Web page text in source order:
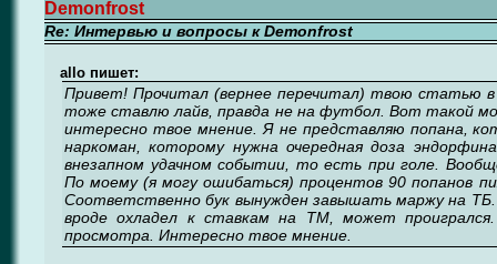
Demonfrost
Re: Интервью и вопросы к Demonfrost
allo пишет:
Привет! Прочитал (вернее перечитал) твою статью
тоже ставлю лайв, правда не на футбол. Вот такой
интересно твое мнение. Я не представляю попана,
наркоман, которому нужна очередная доза
внезапном удачном событии, то есть при голе.
По моему (я могу ошибаться) процентов 90 попанов
Соответственно бук вынужден завышать маржу на
вроде охладел к ставкам на ТМ, может
просмотра. Интересно твое мнение.